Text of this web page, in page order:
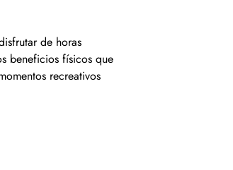
de horas
beneficios físicos que
recreativos